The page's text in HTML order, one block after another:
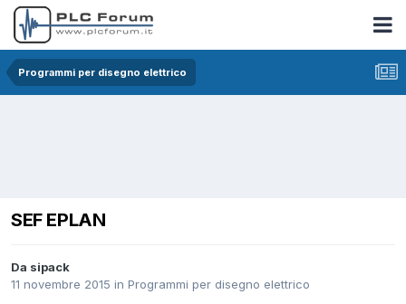
Programmi per disegno elettrico
SEF EPLAN
Da sipack
11 novembre 2015 in Programmi per disegno elettrico